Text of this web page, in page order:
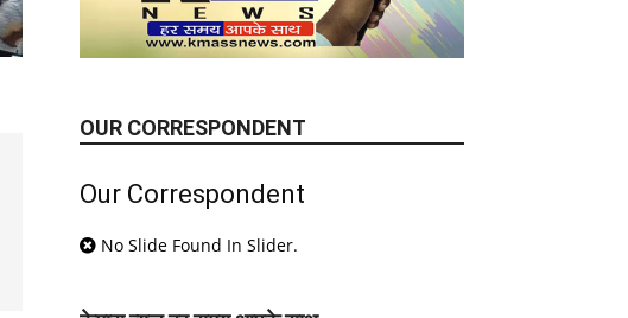
OUR CORRESPONDENT
Our Correspondent
No Slide Found In Slider.